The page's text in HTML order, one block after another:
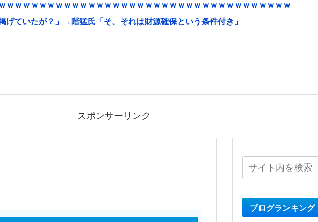
ｗｗｗｗｗｗｗｗｗｗｗｗｗｗｗｗｗｗｗｗｗｗｗｗｗｗｗｗｗｗｗｗｗｗ
ていたが？」→階猛氏「そ、それは財源確保という条件付き」
スポンサーリンク
ブログランキング